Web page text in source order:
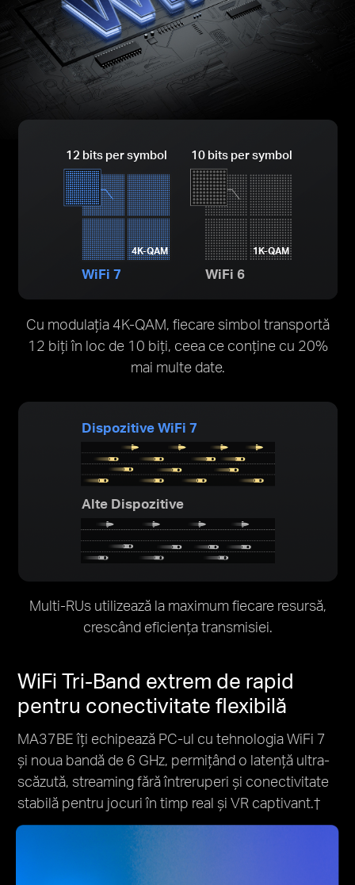
12 bits per symbol 10 bits per symbol
4K-QAM 1K-QAM
WiFi 7 WiFi 6
Cu modulația 4K-QAM, fiecare simbol transportă
12 biți în loc de 10 biți, ceea ce conține cu 20%
mai multe date.
Dispozitive WiFi 7
Alte Dispozitive
Multi-RUs utilizează la maximum fiecare resursă,
crescând eficiența transmisiei.
WiFi Tri-Band extrem de rapid
pentru conectivitate flexibilă
MA37BE îți echipează PC-ul cu tehnologia WiFi 7
și noua bandă de 6 GHz, permițând o latență ultra-
scăzută, streaming fără întreruperi și conectivitate
stabilă pentru jocuri în timp real și VR captivant.†